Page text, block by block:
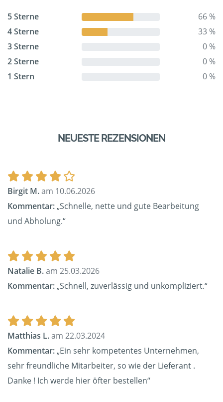
5 Sterne
66 %
4 Sterne
33 %
3 Sterne
0 %
2 Sterne
0 %
1 Stern
0 %
NEUESTE REZENSIONEN
Birgit M.am 10.06.2026
Kommentar:„Schnelle, nette und gute Bearbeitung
und Abholung.“
Natalie B.am 25.03.2026
Kommentar:„Schnell, zuverlässig und unkompliziert.“
Matthias L.am 22.03.2024
Kommentar:„Ein sehr kompetentes Unternehmen,
sehr freundliche Mitarbeiter, so wie der Lieferant .
Danke ! Ich werde hier öfter bestellen“